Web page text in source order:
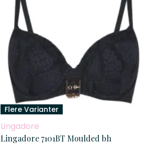
Flere Varianter
Lingadore
Lingadore 7101BT Moulded bh